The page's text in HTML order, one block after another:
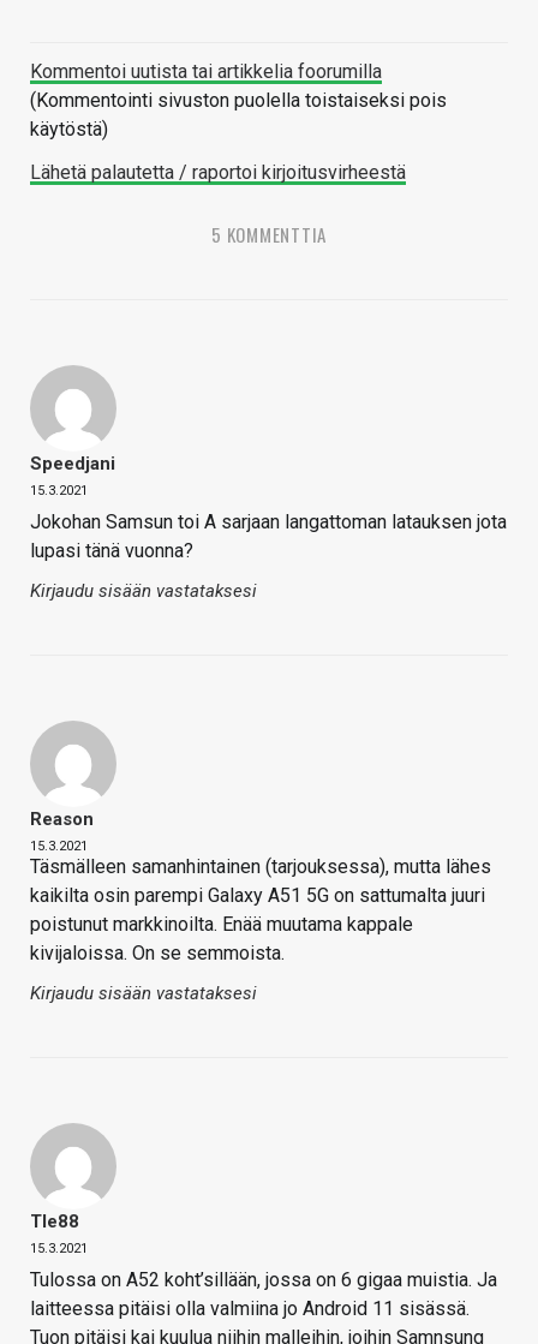
Kommentoi uutista tai artikkelia foorumilla
(Kommentointi sivuston puolella toistaiseksi pois
käytöstä)
Lähetä palautetta / raportoi kirjoitusvirheestä
5 KOMMENTTIA
Speedjani
15.3.2021
Jokohan Samsun toi A sarjaan langattoman latauksen jota
lupasi tänä vuonna?
Kirjaudu sisään vastataksesi
Reason
15.3.2021
Täsmälleen samanhintainen (tarjouksessa), mutta lähes
kaikilta osin parempi Galaxy A51 5G on sattumalta juuri
poistunut markkinoilta. Enää muutama kappale
kivijaloissa. On se semmoista.
Kirjaudu sisään vastataksesi
Tle88
15.3.2021
Tulossa on A52 koht’sillään, jossa on 6 gigaa muistia. Ja
laitteessa pitäisi olla valmiina jo Android 11 sisässä.
Tuon pitäisi kai kuulua niihin malleihin, joihin Samnsung